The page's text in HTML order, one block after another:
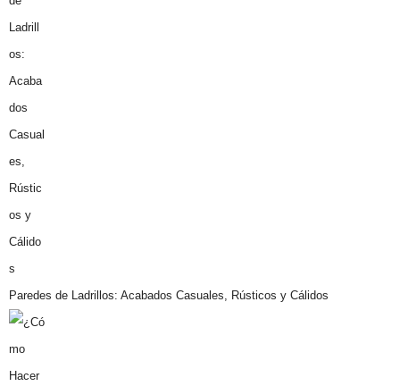
Paredes de Ladrillos: Acabados Casuales, Rústicos y Cálidos